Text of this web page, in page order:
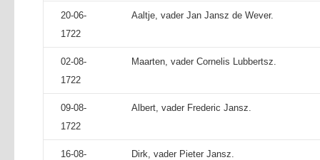
20-06-
1722
Aaltje, vader Jan Jansz de Wever.
02-08-
1722
Maarten, vader Cornelis Lubbertsz.
09-08-
1722
Albert, vader Frederic Jansz.
16-08-
Dirk, vader Pieter Jansz.